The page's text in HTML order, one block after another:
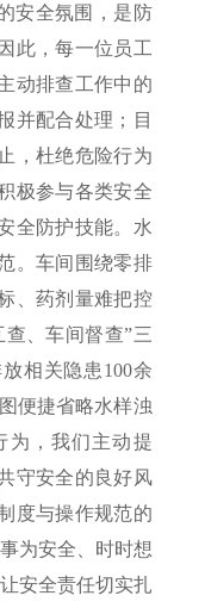
安全氛围，是防
此，每一位员工
动排查工作中的
并配合处理；目
，杜绝危险行为
极参与各类安全
全防护技能。水
。车间围绕零排
、药剂量难把控
、车间督查”三
相关隐患100余
便捷省略水样浊
为，我们主动提
守安全的良好风
度与操作规范的
为安全、时时想
安全责任切实扎